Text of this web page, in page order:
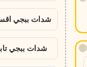
!
شدات ببجي
شدات ببجي